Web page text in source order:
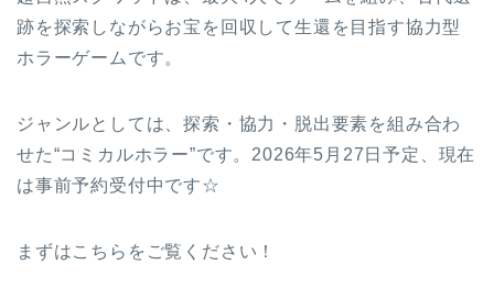
跡を探索しながらお宝を回収して生還を目指す協力型
ホラーゲームです。
ジャンルとしては、探索・協力・脱出要素を組み合わ
せた“コミカルホラー”です。2026年5月27日予定、現在
は事前予約受付中です☆
まずはこちらをご覧ください！